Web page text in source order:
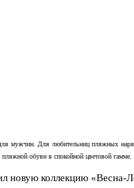
мужчин. Для любительниц пляжных
обуви в спокойной цветовой гамме.
новую коллекцию